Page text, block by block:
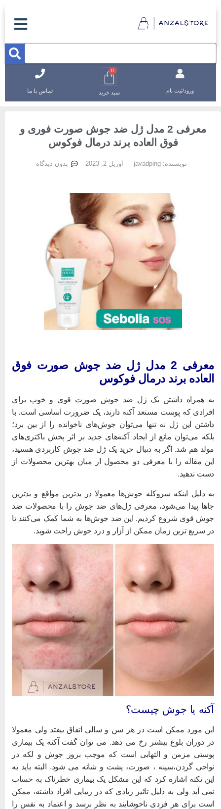
ورود/ثبت نام سبد خرید تماس با ما
معرفی 2 مدل ژل ضد جوش صورت فوری و
فوق العاده برند درمال فوکوس
نویسنده:javadping آوریل 2, 2023 بدون دیدگاه
معرفی 2 مدل ژل ضد جوش صورت فوق
برند درمال فوکوس
همراه داشتن یک ژل ضد جوش صورت قوی و خوب برای
کهپوست مستعد آکنهدارند، یک ضرورت اساسی است. با
این ژل نه تنها می‌توان جوش‌های ناخوانده را از بین برد؛
می‌توان مانع از ایجاد آکنه‌های جدید بر اثر پخش باکتری‌های
هم شد. اگر به دنبال خرید یک ژل ضد جوش کاربردی هستید،
مقاله را با معرفی دو محصول از میان بهترین محصولات از
ندهید.
دلیل اینکه سروکله جوش‌ها معمولا در بدترین مواقع و بدترین
پیدا می‌شود، معرفی ژل‌های ضد جوش را با محصولات ضد
قوی شروع کردیم. این ضد جوش‌ها به شما کمک می‌کنند تا
سریع ترین زمان ممکن از آزار و درد جوش راحت شوید.
یا جوش چیست؟
مورد ممکن است در هر سن و سالی اتفاق بیفتد ولی معمولا
دوران بلوغ بیشتر رخ می دهد. می توان گفت آکنه یک بیماری
مزمن و التهابی است که موجب بروز جوش و لکه در
گردن،سینه ، صورت، پشت و شانه می شود. البته باید به
نکته اشاره کرد که این مشکل یک بیماری خطرناک به حساب
آید ولی به دلیل تاثیر زیادی که در زیبایی افراد داشته، ممکن
برای هر فردی ناخوشایند به نظر برسد و اعتماد به نفس را